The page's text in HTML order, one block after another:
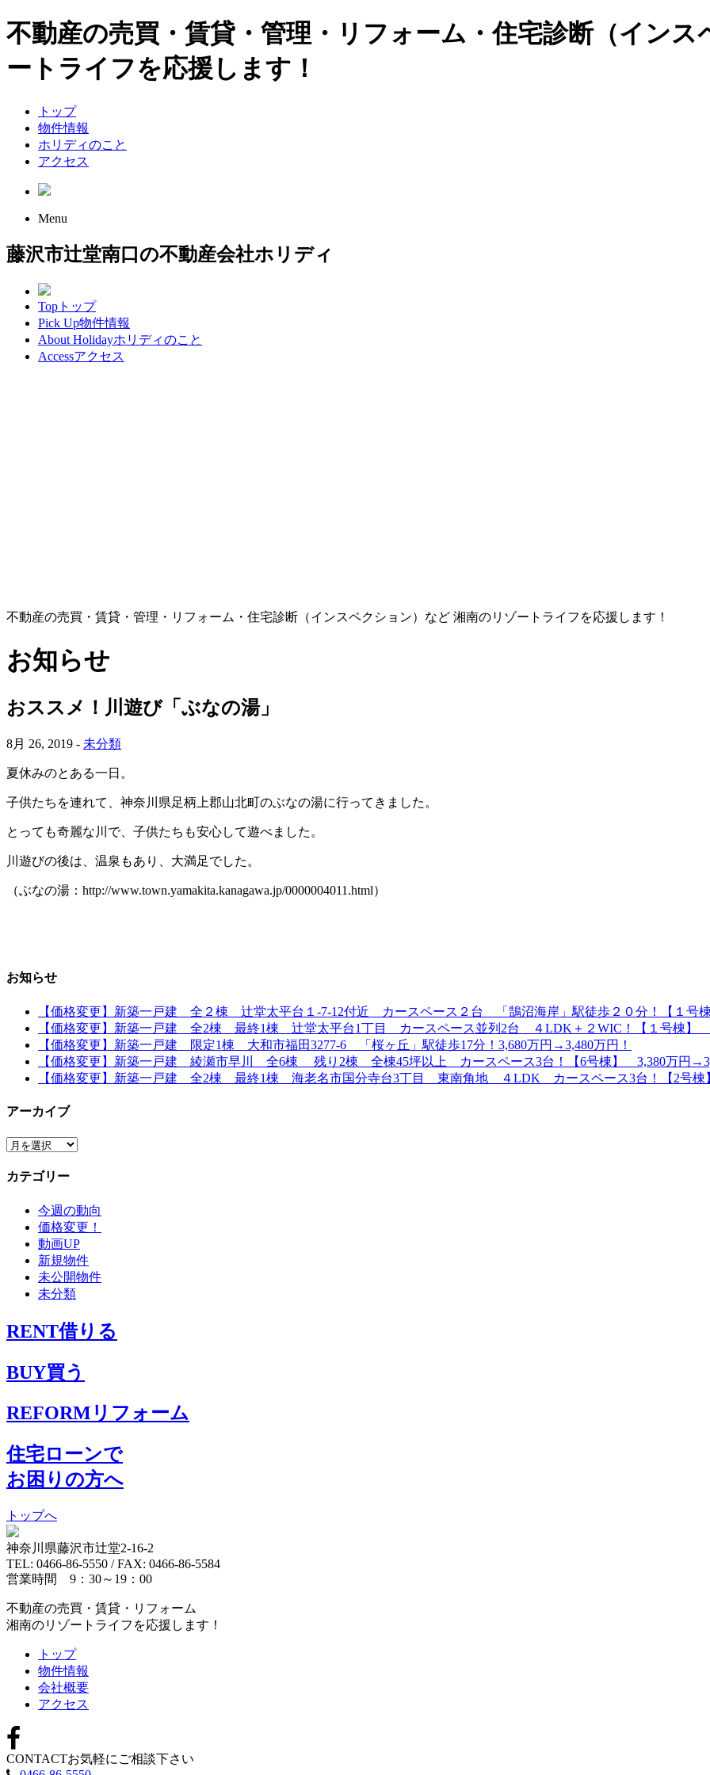
不動産の売買・賃貸・管理・リフォーム・住宅診断（イン
ートライフを応援します！
トップ
物件情報
ホリディのこと
アクセス
Menu
藤沢市辻堂南口の不動産会社ホリディ
Top トップ
Pick Up物件情報
About Holidayホリディのこと
Accessアクセス
不動産の売買・賃貸・管理・リフォーム・住宅診断（インスペクション）など 湘南のリゾートライフを応援します！
お知らせ
おススメ！川遊び「ぶなの湯」
8月 26, 2019 - 未分類
夏休みのとある一日。
子供たちを連れて、神奈川県足柄上郡山北町のぶなの湯に行ってきました。
とっても奇麗な川で、子供たちも安心して遊べました。
川遊びの後は、温泉もあり、大満足でした。
（ぶなの湯：http://www.town.yamakita.kanagawa.jp/0000004011.html）
お知らせ
【価格変更】新築一戸建 全２棟 辻堂太平台１-7-12付近 カースペース２台 「鵠沼海岸」駅徒歩２０分！【１号棟
【価格変更】新築一戸建 全2棟 最終1棟 辻堂太平台1丁目 カースペース並列2台 ４LDK＋２WIC！【１号棟】
【価格変更】新築一戸建 限定1棟 大和市福田3277-6 「桜ヶ丘」駅徒歩17分！3,680万円→3,480万円！
【価格変更】新築一戸建 綾瀬市早川 全6棟 残り2棟 全棟45坪以上 カースペース3台！【6号棟】 3,380万円
【価格変更】新築一戸建 全2棟 最終1棟 海老名市国分寺台3丁目 東南角地 ４LDK カースペース3台！【2号棟】
アーカイブ
ア
カ
カテゴリー
今週の動向
価格変更！
動画UP
新規物件
未公開物件
未分類
RENT借りる
BUY買う
REFORM リフォーム
住宅ローンで
お困りの方へ
トップへ
神奈川県藤沢市辻堂2-16-2
TEL: 0466-86-5550 / FAX: 0466-86-5584
営業時間 9：30～19：00
不動産の売買・賃貸・リフォーム
湘南のリゾートライフを応援します！
トップ
物件情報
会社概要
アクセス
CONTACTお気軽にご相談下さい